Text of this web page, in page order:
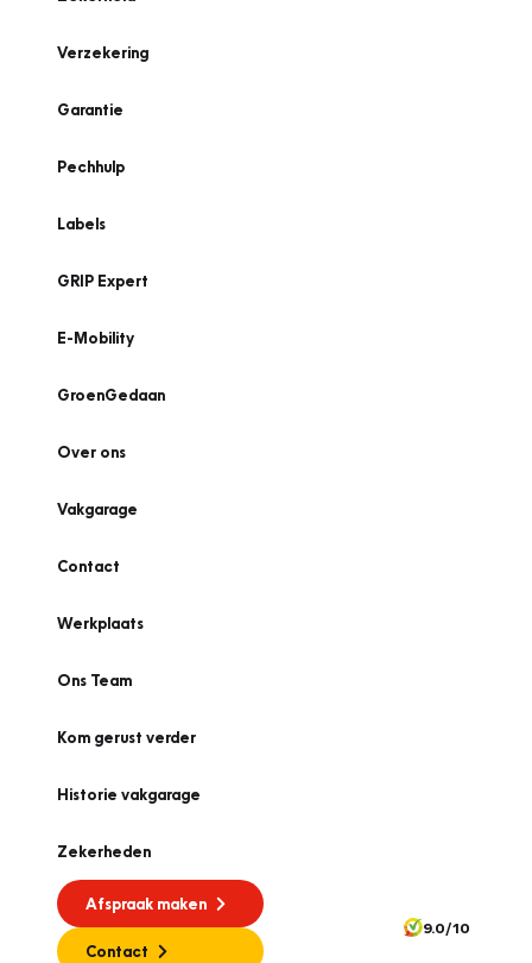
Verzekering
Garantie
Pechhulp
Labels
GRIP Expert
E-Mobility
GroenGedaan
Over ons
Vakgarage
Contact
Werkplaats
Ons Team
Kom gerust verder
Historie vakgarage
Zekerheden
Afspraak maken
Contact
9.0/10